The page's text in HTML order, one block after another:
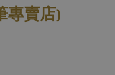
專賣店)